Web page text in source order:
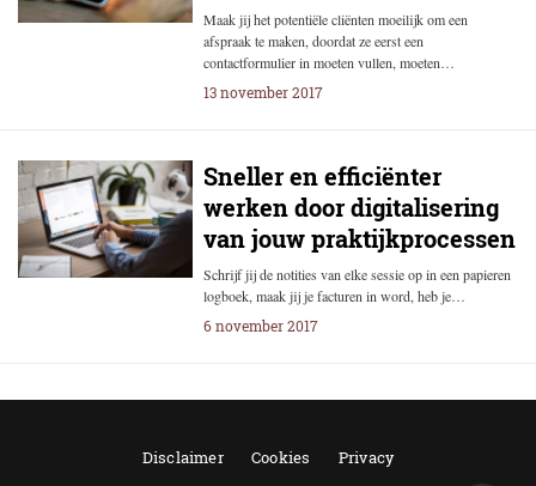
Maak jij het potentiële cliënten moeilijk om een
afspraak te maken, doordat ze eerst een
contactformulier in moeten vullen, moeten…
13 november 2017
Sneller en efficiënter
werken door digitalisering
van jouw praktijkprocessen
Schrijf jij de notities van elke sessie op in een papieren
logboek, maak jij je facturen in word, heb je…
6 november 2017
Disclaimer Cookies Privacy